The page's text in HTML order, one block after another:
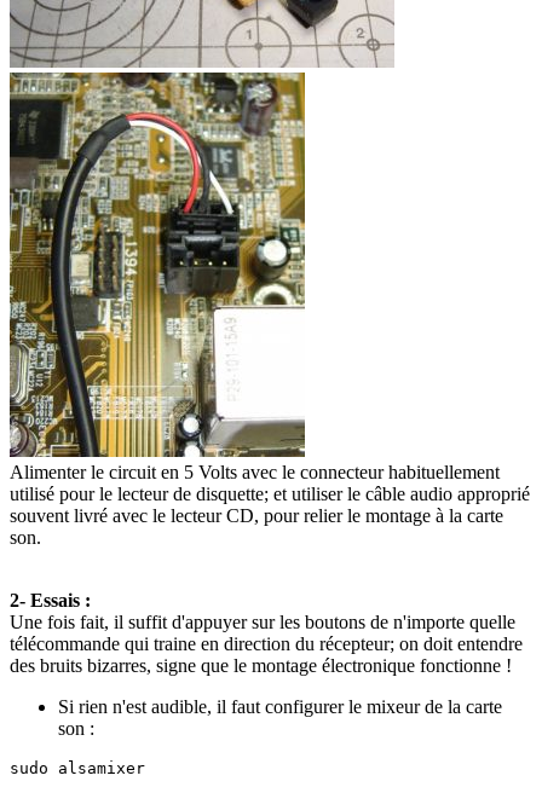
Alimenter le circuit en 5 Volts avec le connecteur habituellement
utilisé pour le lecteur de disquette; et utiliser le câble audio approprié
souvent livré avec le lecteur CD, pour relier le montage à la carte
son.
2- Essais :
Une fois fait, il suffit d'appuyer sur les boutons de n'importe quelle
télécommande qui traine en direction du récepteur; on doit entendre
des bruits bizarres, signe que le montage électronique fonctionne !
Si rien n'est audible, il faut configurer le mixeur de la carte
son :
sudo alsamixer